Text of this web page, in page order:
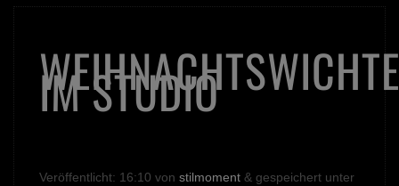
IM STUDIO
Veröffentlicht: 16:10 von stilmoment & gespeichert unter